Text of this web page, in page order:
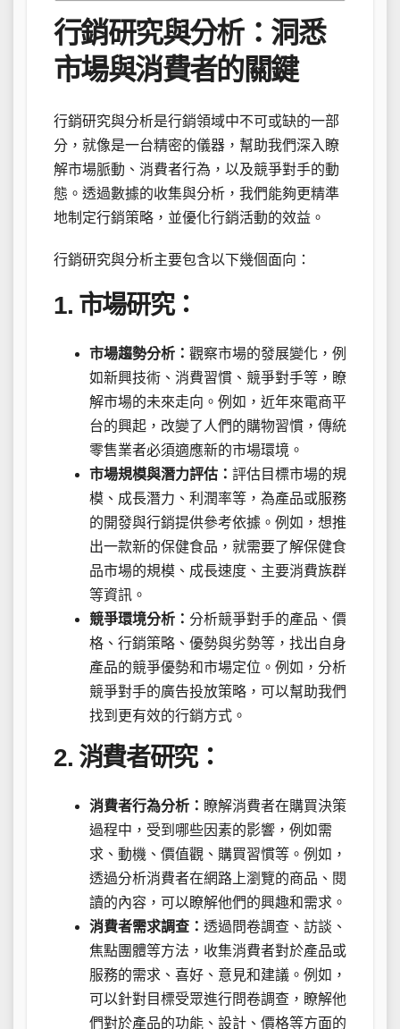
行銷研究與分析：洞悉
市場與消費者的關鍵
行銷研究與分析是行銷領域中不可或缺的一部
分，就像是一台精密的儀器，幫助我們深入瞭
解市場脈動、消費者行為，以及競爭對手的動
態。透過數據的收集與分析，我們能夠更精準
地制定行銷策略，並優化行銷活動的效益。
行銷研究與分析主要包含以下幾個面向：
1. 市場研究：
市場趨勢分析： 觀察市場的發展變化，例
如新興技術、消費習慣、競爭對手等，瞭
解市場的未來走向。例如，近年來電商平
台的興起，改變了人們的購物習慣，傳統
零售業者必須適應新的市場環境。
市場規模與潛力評估： 評估目標市場的規
模、成長潛力、利潤率等，為產品或服務
的開發與行銷提供參考依據。例如，想推
出一款新的保健食品，就需要了解保健食
品市場的規模、成長速度、主要消費族群
等資訊。
競爭環境分析： 分析競爭對手的產品、價
格、行銷策略、優勢與劣勢等，找出自身
產品的競爭優勢和市場定位。例如，分析
競爭對手的廣告投放策略，可以幫助我們
找到更有效的行銷方式。
2. 消費者研究：
消費者行為分析： 瞭解消費者在購買決策
過程中，受到哪些因素的影響，例如需
求、動機、價值觀、購買習慣等。例如，
透過分析消費者在網路上瀏覽的商品、閱
讀的內容，可以瞭解他們的興趣和需求。
消費者需求調查： 透過問卷調查、訪談、
焦點團體等方法，收集消費者對於產品或
服務的需求、喜好、意見和建議。例如，
可以針對目標受眾進行問卷調查，瞭解他
們對於產品的功能、設計、價格等方面的